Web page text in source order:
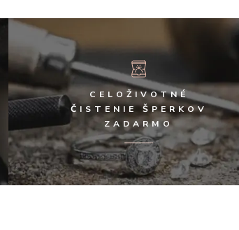
CELOŽIVOTNÉ
ČISTENIE ŠPERKOV
ZADARMO